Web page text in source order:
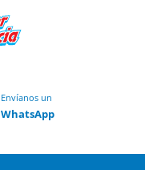
Envíanos un
WhatsApp